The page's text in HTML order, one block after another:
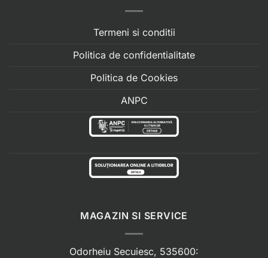
Termeni si conditii
Politica de confidentialitate
Politica de Cookies
ANPC
MAGAZIN SI SERVICE
Odorheiu Secuiesc, 535600: